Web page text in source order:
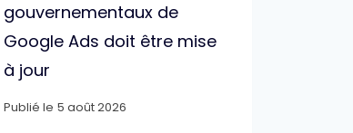
gouvernementaux de
Google Ads doit être mise
à jour
Publié le 5 août 2026